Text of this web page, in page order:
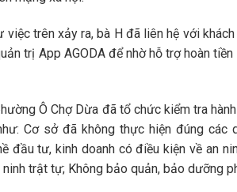
việc trên xảy ra, bà H đã liên hệ với
trị App AGODA để nhờ hỗ trợ hoàn
Ô Chợ Dừa đã tổ chức kiểm tra
Cơ sở đã không thực hiện đúng các
đầu tư, kinh doanh có điều kiện về an
ninh trật tự; Không bảo quản, bảo dưỡng